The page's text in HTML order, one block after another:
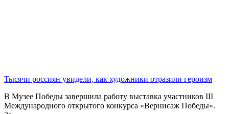
Тысячи россиян увидели, как художники отразили героизм
В Музее Победы завершила работу выставка участников III
Международного открытого конкурса «Вернисаж Победы».